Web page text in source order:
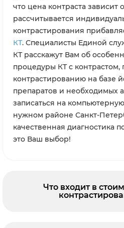
что цена контраста зависит
рассчитывается
контрастирования
КТ. Специалисты Единой
КТ расскажут Вам об
процедуры КТ с контрастом,
контрастированию на базе
препаратов и необходимых
записаться на
нужном районе Санкт-
качественная диагностика
это Ваш выбор!
Что входит в